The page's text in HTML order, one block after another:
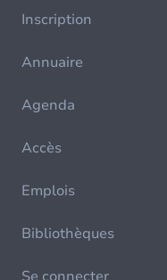
Inscription
Annuaire
Agenda
Accès
Emplois
Bibliothèques